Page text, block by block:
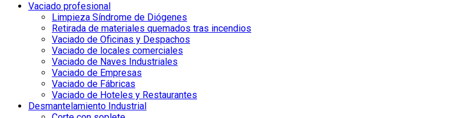
Vaciado profesional
Limpieza Síndrome de Diógenes
Retirada de materiales quemados tras incendios
Vaciado de Oficinas y Despachos
Vaciado de locales comerciales
Vaciado de Naves Industriales
Vaciado de Empresas
Vaciado de Fábricas
Vaciado de Hoteles y Restaurantes
Desmantelamiento Industrial